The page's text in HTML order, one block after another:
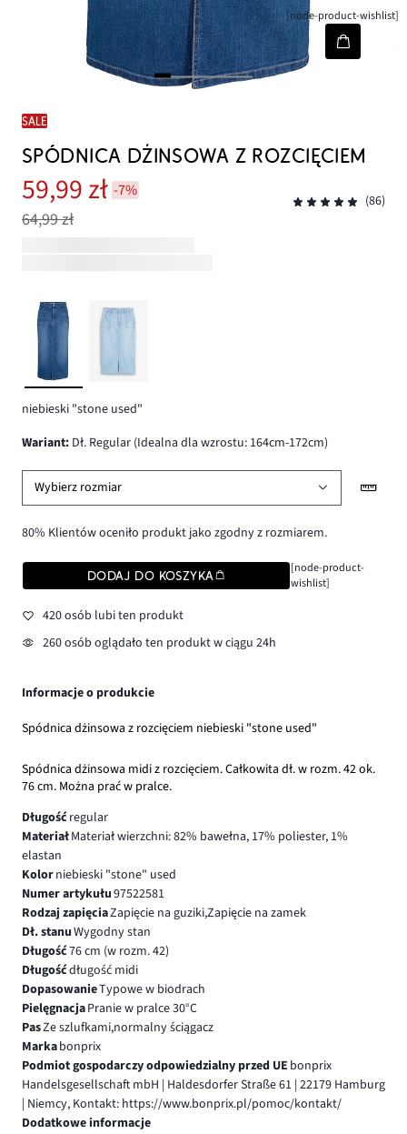
[node-product-wishlist]
SALE
SPÓDNICA DŻINSOWA Z ROZCIĘCIEM
59,99 zł -7%
64,99 zł
(86)
niebieski "stone used"
wariant: Dł. Regular (Idealna dla wzrostu: 164cm-172cm)
Wybierz rozmiar
80% Klientów oceniło produkt jako zgodny z rozmiarem.
DODAJ DO KOSZYKA
[node-product-
wishlist]
420 osób lubi ten produkt
260 osób oglądało ten produkt w ciągu 24h
Informacje o produkcie
Spódnica dżinsowa z rozcięciem niebieski "stone used"
Spódnica dżinsowa midi z rozcięciem. Całkowita dł. w rozm. 42 ok.
76 cm. Można prać w pralce.
Długośćregular
MateriałMateriał wierzchni: 82% bawełna, 17% poliester, 1%
elastan
Kolorniebieski "stone" used
Numer artykułu97522581
Rodzaj zapięciaZapięcie na guziki,Zapięcie na zamek
Dł. stanuWygodny stan
Długość76 cm (w rozm. 42)
Długośćdługość midi
DopasowanieTypowe w biodrach
PielęgnacjaPranie w pralce 30°C
PasZe szlufkami,normalny ściągacz
Markabonprix
Podmiot gospodarczy odpowiedzialny przed UE bonprix
Handelsgesellschaft mbH | Haldesdorfer Straße 61 | 22179 Hamburg
| Niemcy, Kontakt: https://www.bonprix.pl/pomoc/kontakt/
Dodatkowe informacje